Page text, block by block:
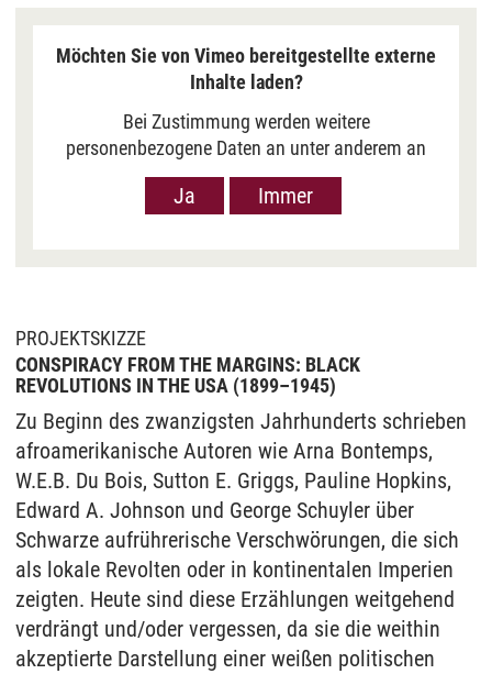
Möchten Sie von Vimeo bereitgestellte externe
Inhalte laden?
Bei Zustimmung werden weitere
personenbezogene Daten an unter anderem an
Google in den USA übermittelt, um Ihnen Youtube-
Videos anzuzeigen. Der Europäische Gerichtshof
an EU-Standards, jedoch als unzureichend
verarbeitet werden können. Klicken Sie auf „Ja“
erfolgt die Weitergabe nur für die Anzeige dieses
Videos. Bei Klick auf „Immer“ erfolgt die
Weitergabe generell bei Anzeige von Youtube-
Videos auf unserer Seite. Nähere Informationen
hierzu entnehmen Sie bitte unserer
Datenschutzerklärung.
Ja Immer
PROJEKTSKIZZE
CONSPIRACY FROM THE MARGINS: BLACK
REVOLUTIONS IN THE USA (1899–1945)
Zu Beginn des zwanzigsten Jahrhunderts schrieben
afroamerikanische Autoren wie Arna Bontemps,
W.E.B. Du Bois, Sutton E. Griggs, Pauline Hopkins,
Edward A. Johnson und George Schuyler über
Schwarze aufrührerische Verschwörungen, die sich
als lokale Revolten oder in kontinentalen Imperien
zeigten. Heute sind diese Erzählungen weitgehend
verdrängt und/oder vergessen, da sie die weithin
akzeptierte Darstellung einer weißen politischen